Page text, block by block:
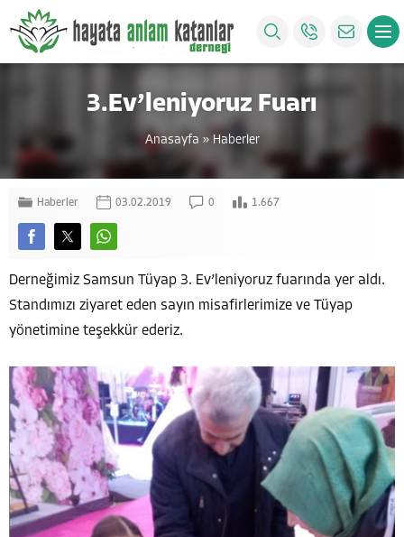
3.Ev’leniyoruz Fuarı
Anasayfa » Haberler
Haberler 03.02.2019 0 1.667
Derneğimiz Samsun Tüyap 3. Ev’leniyoruz fuarında yer aldı.
Standımızı ziyaret eden sayın misafirlerimize ve Tüyap
yönetimine teşekkür ederiz.